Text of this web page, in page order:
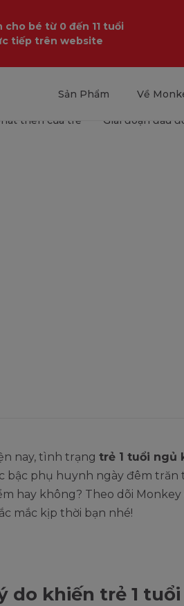
bé từ 0 đến 11 tuổi
tiếp trên website
Sản Phẩm Về
triển của trẻ Giai đoạn đầu
nay, tình trạng trẻ 1 tuổi ngủ
bậc phụ huynh ngày đêm
hay không? Theo dõi
mắc kịp thời bạn nhé!
do khiến trẻ 1